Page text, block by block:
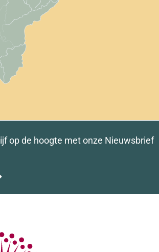
op de hoogte met onze Nieuwsbrief